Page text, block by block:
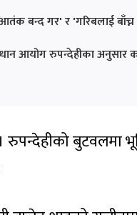
बन्द गर' र 'गरिबलाई
आयोग रुपन्देहीका अनुसार
बुटवलमा